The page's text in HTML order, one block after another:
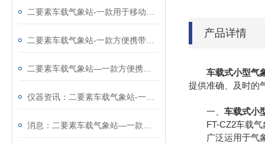
产品详情
车载式小型气
提供准确、及时的
一、 车载式小
FT-CZ2车载气象
广泛运用于气象